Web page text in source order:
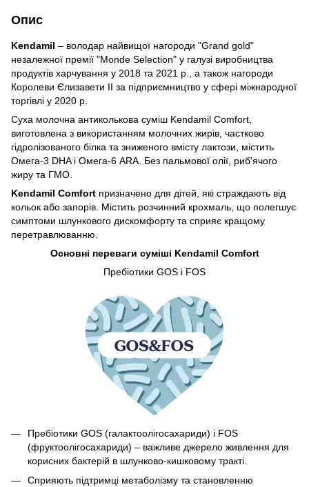
Опис
Kendamil – володар найвищої нагороди "Grand gold"
незалежної премії "Monde Selection" у галузі виробництва
продуктів харчування у 2018 та 2021 р., а також нагороди
Королеви Єлизавети II за підприємництво у сфері міжнародної
торгівлі у 2020 р.
Суха молочна антиколькова суміш Kendamil Comfort,
виготовлена з використанням молочних жирів, частково
гідролізованого білка та зниженого вмісту лактози, містить
Омега-3 DHA і Омега-6 ARA. Без пальмової олії, риб'ячого
жиру та ГМО.
Kendamil Comfort призначено для дітей, які страждають від
кольок або запорів. Містить розчинний крохмаль, що полегшує
симптоми шлункового дискомфорту та сприяє кращому
перетравлюванню.
Основні переваги суміші Kendamil Comfort
Пребіотики GOS і FOS
Пребіотики GOS (галактоолігосахариди) і FOS
(фруктоолігосахариди) – важливе джерело живлення для
корисних бактерій в шлунково-кишковому тракті.
Сприяють підтримці метаболізму та становленню